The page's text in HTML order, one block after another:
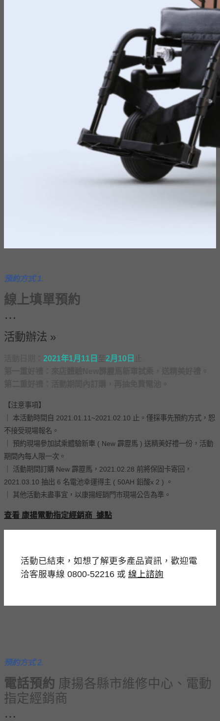
預約方式 1.
線上填單預約
…
活動辦法 »
2021年1月11日 2月10日
【注意事項】
｜ 本活動時間⾃ 2021.01.11~2021.02.10 ⽌。僅採事先預約⽅式，恕
不接受現場報名。
｜ 預約現場參加試乘體驗新⾞ ( New 霹靂⾺ ) 送精美好禮⼀份，活動
期間內每⼈限⼀次。
｜ 活動期間訂購 New 霹靂⾺，2021.02.28 前將保固卡寄回，
2021.03.10 抽出 6 名電池幸運得主 ( 50AH 鉛酸x 2 ) 。
｜ 其他活動未盡事宜，以康揚經銷門市現場公告為準。
查看 康揚電動指定經銷商 據點
活動已結束，如想了解更多產品資訊，歡迎電
洽客服專線 0800-52216 或 線上諮詢
預約方式 2.
電話預約 康揚各縣市維修中⼼、電動
指定經銷商
…